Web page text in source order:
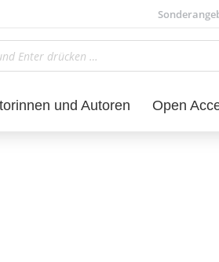
und Autoren Open